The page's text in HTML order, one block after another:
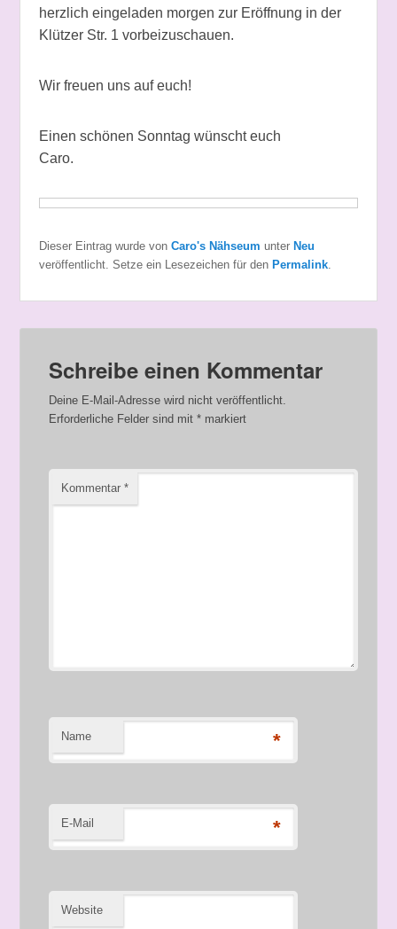
herzlich eingeladen morgen zur Eröffnung in der
Klützer Str. 1 vorbeizuschauen.
Wir freuen uns auf euch!
Einen schönen Sonntag wünscht euch
Caro.
Dieser Eintrag wurde von Caro's Nähseum unter Neu
veröffentlicht. Setze ein Lesezeichen für den Permalink.
Schreibe einen Kommentar
Deine E-Mail-Adresse wird nicht veröffentlicht.
Erforderliche Felder sind mit* markiert
Kommentar*
Name *
E-Mail *
Website